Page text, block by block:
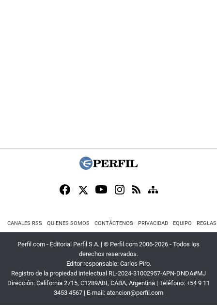
CANALES RSS QUIENES SOMOS CONTÁCTENOS PRIVACIDAD EQUIPO
Perfil.com - Editorial Perfil S.A. | © Perfil.com 2006-2026 - Todos los
derechos reservados.
Editor responsable: Carlos Piro.
Registro de la propiedad intelectual RL-2024-31002957-APN-DNDA#MJ
Dirección: California 2715, C1289ABI, CABA, Argentina | Teléfono: +54 9 11
3453 4567 | E-mail: atencion@perfil.com